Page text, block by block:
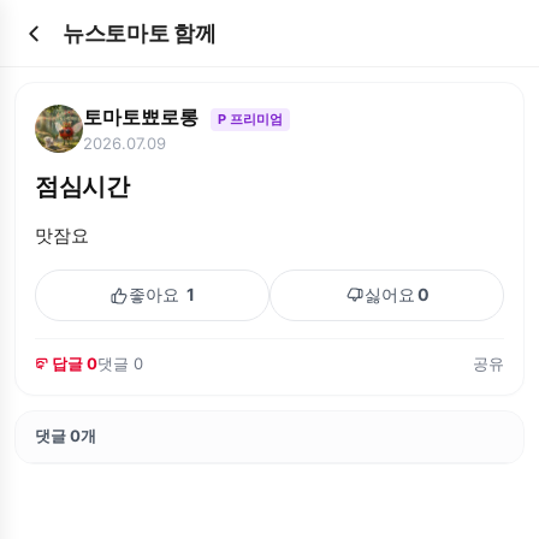
뉴스토마토 함께
토마토뾰로롱 P 프리미엄
2026.07.09
점심시간
맛잠요
좋아요 1 싫어요 0
답글 0댓글 0 공유
댓글 0개